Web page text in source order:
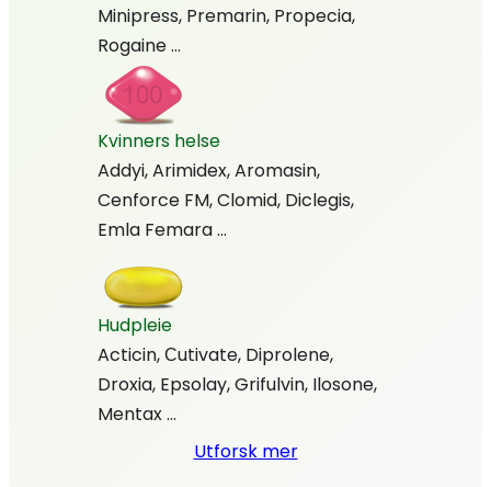
Minipress, Premarin, Propecia,
Rogaine …
Kvinners helse
Addyi, Arimidex, Aromasin,
Cenforce FM, Clomid, Diclegis,
Emla Femara …
Hudpleie
Acticin, Сutivate, Diprolene,
Droxia, Epsolay, Grifulvin, Ilosone,
Mentax …
Utforsk mer